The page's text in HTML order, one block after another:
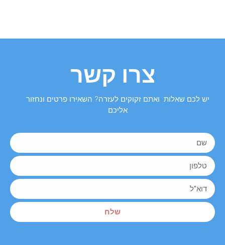
צרו קשר
יש לכם שאלות ואתם זקוקים לעזרה? השאירו פרטים ונחזור
אליכם
שלח